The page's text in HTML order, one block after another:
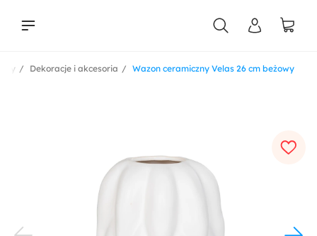
Wazon ceramiczny Velas 26 cm beżowy
Dekoracje i akcesoria